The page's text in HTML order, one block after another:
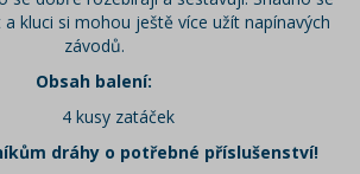
kluci si mohou ještě více užít napínavých
závodů.
Obsah balení:
4 kusy zatáček
dráhy o potřebné příslušenství!